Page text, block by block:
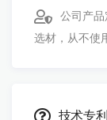
公司产
选材，从不使
技术专利